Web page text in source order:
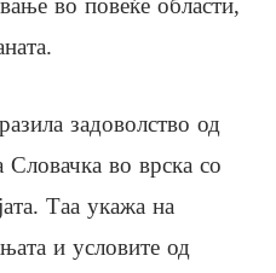
во повеќе области,
задоволство од
Словачка во врска со
Таа укажа на
и условите од